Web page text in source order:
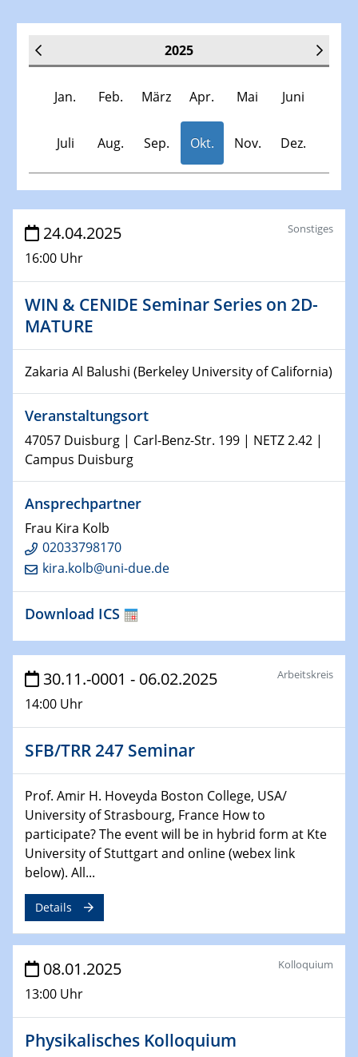
2025
Jan. Feb. März Apr. Mai Juni
Juli Aug. Sep. Okt. Nov. Dez.
Veranstaltungen
30.11.-0001 - 06.02.2025
SFB/TRR 247 Seminar
08.01.2025
world
14.01.2025
SFB 1242 Kolloquium
15.01.2025
Comets – Why Should We Study Them?
15.01.2025
GDCh Kolloquium
Physikalisches Kolloquium
Make it and break it: Contact and Cracks at soft
interfaces
22.01.2025
HyMission Short Talks
29.01.2025
Physikalisches Kolloquium
Decoding mRNA translation: Computational and
experimental approaches to understanding gene
expression
29.01.2025
GDCh Kolloquium
The Cation Shuffle
30.01.2025
MATURE
24.04.2025
16:00 Uhr
Sonstiges
WIN & CENIDE Seminar Series on 2D-
MATURE
Zakaria Al Balushi (Berkeley University of California)
Veranstaltungsort
47057 Duisburg | Carl-Benz-Str. 199 | NETZ 2.42 |
Campus Duisburg
Ansprechpartner
Frau Kira Kolb
02033798170
kira.kolb@uni-due.de
Download ICS
30.11.-0001 - 06.02.2025
14:00 Uhr
Arbeitskreis
SFB/TRR 247 Seminar
Prof. Amir H. Hoveyda Boston College, USA/
University of Strasbourg, France How to
participate? The event will be in hybrid form at Kte
University of Stuttgart and online (webex link
below). All...
Details
08.01.2025
13:00 Uhr
Kolloquium
Physikalisches Kolloquium